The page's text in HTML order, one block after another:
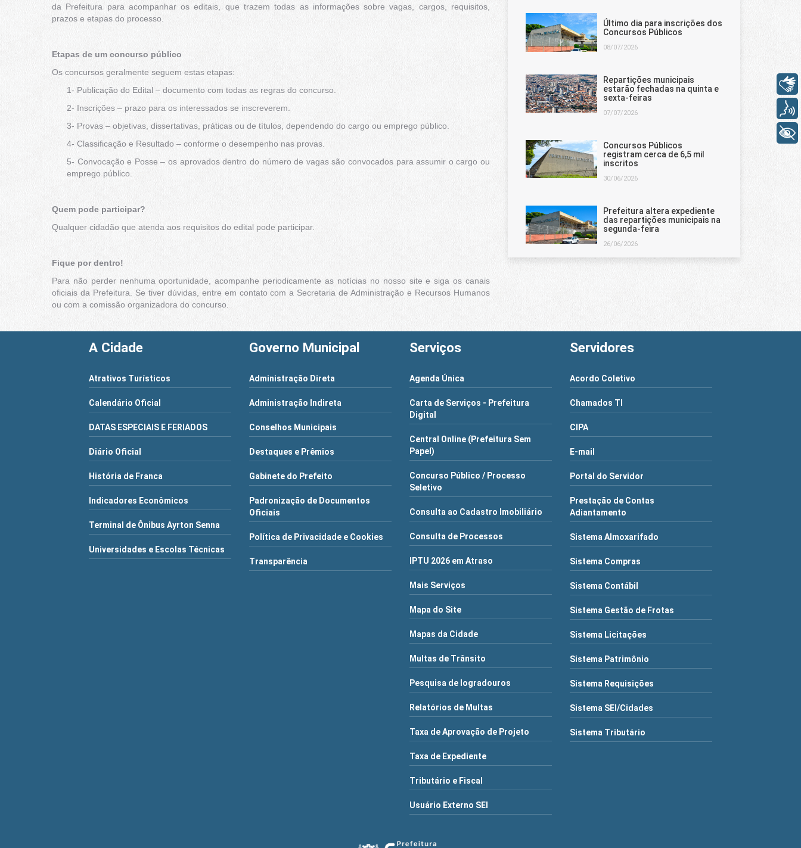
da Prefeitura para acompanhar os editais, que trazem todas as informações sobre vagas, cargos, requisitos,
prazos e etapas do processo.
Etapas de um concurso público
Os concursos geralmente seguem estas etapas:
1- Publicação do Edital – documento com todas as regras do concurso.
2- Inscrições – prazo para os interessados se inscreverem.
3- Provas – objetivas, dissertativas, práticas ou de títulos, dependendo do cargo ou emprego público.
4- Classificação e Resultado – conforme o desempenho nas provas.
5- Convocação e Posse – os aprovados dentro do número de vagas são convocados para assumir o cargo ou
emprego público.
Quem pode participar?
Qualquer cidadão que atenda aos requisitos do edital pode participar.
Fique por dentro!
Para não perder nenhuma oportunidade, acompanhe periodicamente as notícias no nosso site e siga os canais
oficiais da Prefeitura. Se tiver dúvidas, entre em contato com a Secretaria de Administração e Recursos Humanos
ou com a comissão organizadora do concurso.
Último dia para inscrições dos
Concursos Públicos
08/07/2026
Repartições municipais
estarão fechadas na quinta e
sexta-feiras
07/07/2026
Concursos Públicos
registram cerca de 6,5 mil
inscritos
30/06/2026
Prefeitura altera expediente
das repartições municipais na
segunda-feira
26/06/2026
A Cidade
Atrativos Turísticos
Calendário Oficial
DATAS ESPECIAIS E FERIADOS
Diário Oficial
História de Franca
Indicadores Econômicos
Terminal de Ônibus Ayrton Senna
Universidades e Escolas Técnicas
Governo Municipal
Administração Direta
Administração Indireta
Conselhos Municipais
Destaques e Prêmios
Gabinete do Prefeito
Padronização de Documentos
Oficiais
Política de Privacidade e Cookies
Transparência
Serviços
Agenda Única
Carta de Serviços - Prefeitura
Digital
Central Online (Prefeitura Sem
Papel)
Concurso Público / Processo
Seletivo
Consulta ao Cadastro Imobiliário
Consulta de Processos
IPTU 2026 em Atraso
Mais Serviços
Mapa do Site
Mapas da Cidade
Multas de Trânsito
Pesquisa de logradouros
Relatórios de Multas
Taxa de Aprovação de Projeto
Taxa de Expediente
Tributário e Fiscal
Usuário Externo SEI
Servidores
Acordo Coletivo
Chamados TI
CIPA
E-mail
Portal do Servidor
Prestação de Contas
Adiantamento
Sistema Almoxarifado
Sistema Compras
Sistema Contábil
Sistema Gestão de Frotas
Sistema Licitações
Sistema Patrimônio
Sistema Requisições
Sistema SEI/Cidades
Sistema Tributário